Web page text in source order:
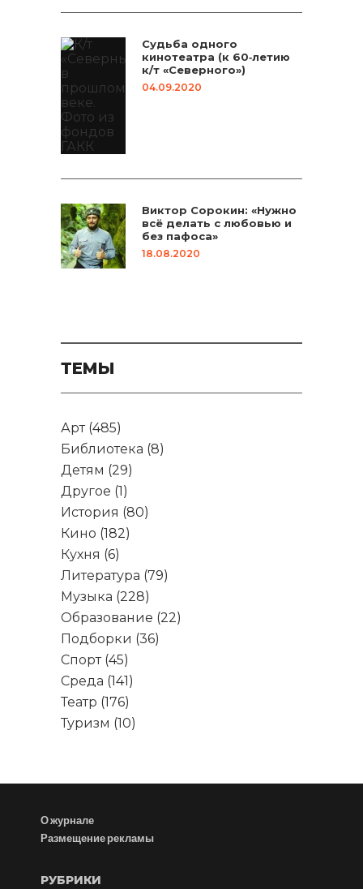
Судьба одного
кинотеатра (к 60‑летию
к/т «Северного»)
04.09.2020
Виктор Сорокин: «Нужно
всё делать с любовью и
без пафоса»
18.08.2020
ТЕМЫ
Арт(485)
Библиотека (8)
Детям (29)
Другое (1)
История (80)
Кино (182)
Кухня (6)
Литература (79)
Музыка (228)
Образование (22)
Подборки (36)
Спорт(45)
Среда (141)
Театр (176)
Туризм (10)
О журнале
Размещение рекламы
РУБРИКИ